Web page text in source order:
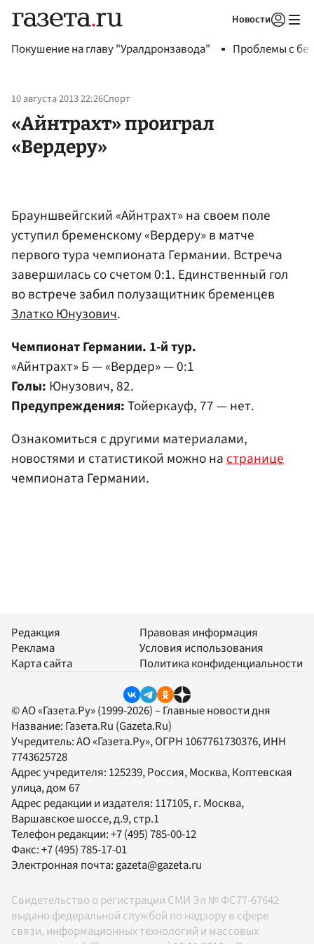
Новости
Покушение на главу "Уралдронзавода" Проблемы с
10 августа 2013 22:26Спорт
«Айнтрахт» проиграл
«Вердеру»
Брауншвейгский «Айнтрахт» на своем поле
уступил бременскому «Вердеру» в матче
первого тура чемпионата Германии. Встреча
завершилась со счетом 0:1. Единственный гол
во встрече забил полузащитник бременцев
Златко Юнузович.
Чемпионат Германии. 1-й тур.
«Айнтрахт» Б — «Вердер» — 0:1
Голы: Юнузович, 82.
Предупреждения:Тойеркауф, 77 — нет.
Ознакомиться с другими материалами,
новостями и статистикой можно настранице
чемпионатa Германии.
Редакция
Реклама
Карта сайта
Правовая информация
Условия использования
Политика конфиденциальности
© АО «Газета.Ру» (1999-2026) – Главные новости дня
Название: Газета.Ru (Gazeta.Ru)
Учредитель:АО «Газета.Ру», ОГРН 1067761730376, ИНН
7743625728
Адрес учредителя: 125239, Россия, Москва, Коптевская
улица, дом 67
Адрес редакции и издателя: 117105, г. Москва,
Варшавское шоссе, д.9, стр.1
Телефон редакции:+7 (495) 785-00-12
Факс:+7 (495) 785-17-01
Электронная почта: gazeta@gazeta.ru
Свидетельство о регистрации СМИ Эл № ФС77-67642
выдано федеральной службой по надзору в сфере
связи, информационных технологий и массовых